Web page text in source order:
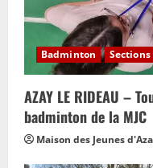
Badminton Sections
AZAY LE RIDEAU –
badminton de la MJC
Maison des Jeunes